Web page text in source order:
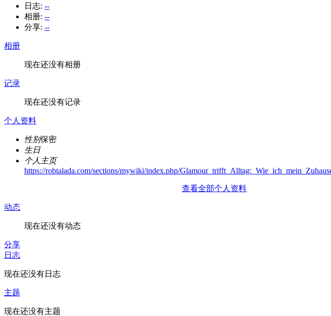
日志: --
相册: --
分享: --
相册
现在还没有相册
记录
现在还没有记录
个人资料
性别保密
生日
个人主页
https://robtalada.com/sections/mywiki/index.php/
查看全部个人资料
动态
现在还没有动态
分享
日志
现在还没有日志
主题
现在还没有主题